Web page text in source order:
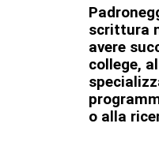
scrittura
avere
college,
o alla